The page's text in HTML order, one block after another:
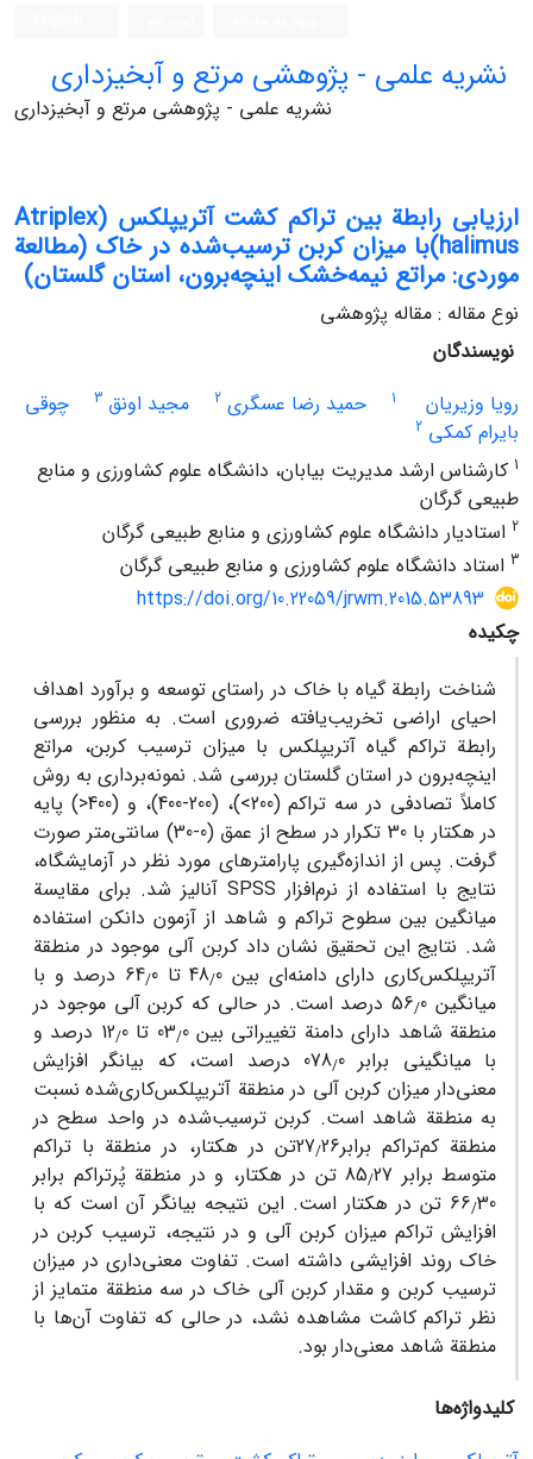
نشریه علمی - پژوهشی مرتع و آبخیزداری
نشریه علمی - پژوهشی مرتع و آبخیزداری
ارزیابی رابطة بین تراکم کشت آتریپلکس (Atriplex
halimus)با میزان کربن ترسیب‌شده در خاک (مطالعة
موردی: مراتع نیمه‌‌خشک اینچه‌برون، استان گلستان)
نوع مقاله : مقاله پژوهشی
نویسندگان
رویا وزیریان
1 حمید رضا عسگری 2 مجید اونق 3
چوقی
بایرام کمکی 2
1 کارشناس ارشد مدیریت بیابان، دانشگاه علوم کشاورزی و منابع
طبیعی گرگان
2 استادیار دانشگاه علوم کشاورزی و منابع طبیعی گرگان
3 استاد دانشگاه علوم کشاورزی و منابع طبیعی گرگان
https://doi.org/10.22059/jrwm.2015.53893
چکیده
شناخت رابطة گیاه با خاک در راستای توسعه و برآورد اهداف
احیای اراضی تخریب‌یافته ضروری است. به منظور بررسی
رابطة تراکم گیاه آتریپلکس با میزان ترسیب کربن، مراتع
اینچه‌برون در استان گلستان بررسی شد. نمونه‌برداری به روش
کاملاً تصادفی در سه تراکم (200>)، (200-400)، و (400<) پایه
در هکتار با 30 تکرار در سطح از عمق (0-30) سانتی‌متر صورت
گرفت. پس از اندازه‌گیری پارامترهای مورد نظر در آزمایشگاه،
نتایج با استفاده از نرم‌افزار SPSS آنالیز شد. برای مقایسة
میانگین بین سطوح تراکم و شاهد از آزمون دانکن استفاده
شد. نتایج این تحقیق نشان داد کربن آلی موجود در منطقة
آتریپلکس‌کاری دارای دامنه‌ای بین 48
/0 تا 64 /
0 درصد و با
میانگین 56
/
0 درصد است. در حالی که کربن آلی موجود در
منطقة شاهد دارای دامنة تغییراتی بین 03 /0 تا 12 /
0 درصد و
با میانگینی برابر 078 /
0 درصد است، که بیانگر افزایش
معنی‌دار میزان کربن آلی در منطقة آتریپلکس‌کاری‌شده نسبت
به منطقة شاهد است. کربن ترسیب‌شده در واحد سطح در
منطقة کم‌تراکم برابر27
/
26تن در هکتار، در منطقة با تراکم
متوسط برابر 85
/
27 تن در هکتار، و در منطقة پُرتراکم برابر
66/
30 تن در هکتار است. این نتیجه بیانگر آن است که با
افزایش تراکم میزان کربن آلی و در نتیجه، ترسیب کربن در
خاک روند افزایشی داشته است. تفاوت معنی‌داری در میزان
ترسیب کربن و مقدار کربن آلی خاک در سه منطقة متمایز از
نظر تراکم کاشت مشاهده نشد، در حالی که تفاوت آن‌ها با
منطقة شاهد معنی‌دار بود.
کلیدواژه‌ها